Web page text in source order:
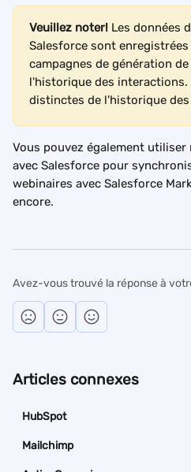
Veuillez noter! Les données
Salesforce sont
campagnes de génération
l'historique des interactions.
distinctes de l'historique
Vous pouvez également
avec Salesforce pour
webinaires avec Salesforce
encore.
Avez-vous trouvé la réponse à
Articles connexes
HubSpot
Mailchimp